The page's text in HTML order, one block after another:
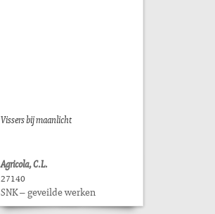
Vissers bij maanlicht
Agricola, C.L.
27140
SNK – geveilde werken